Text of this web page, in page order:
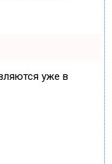
уже в